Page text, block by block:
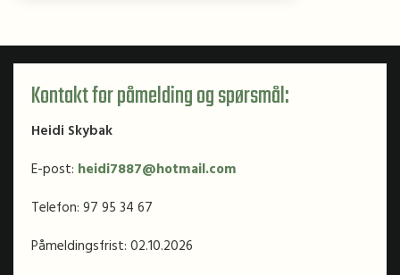
Kontakt for påmelding og spørsmål:
Heidi Skybak
E-post: heidi7887@hotmail.com
Telefon: 97 95 34 67
Påmeldingsfrist: 02.10.2026